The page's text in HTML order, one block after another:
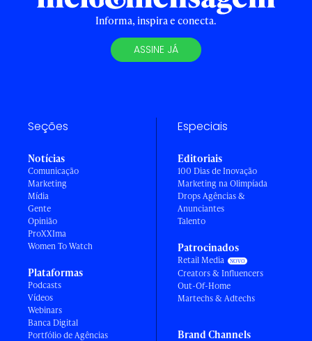
Informa, inspira e conecta.
ASSINE JÁ
Seções
Notícias
Comunicação
Marketing
Mídia
Gente
Opinião
ProXXIma
Women To Watch
Plataformas
Podcasts
Vídeos
Webinars
Banca Digital
Portfólio de Agências
Especiais
Editoriais
100 Dias de Inovação
Marketing na Olimpíada
Drops Agências &
Anunciantes
Talento
Patrocinados
Retail Media
Creators & Influencers
Out-Of-Home
Martechs & Adtechs
Brand Channels